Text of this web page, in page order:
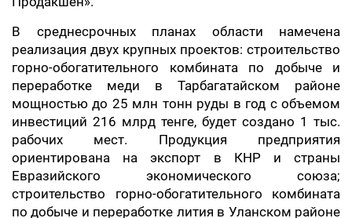
В среднесрочных планах области намечена
реализация двух крупных проектов: строительство
горно-обогатительного комбината по добыче и
переработке меди в Тарбагатайском районе
мощностью до 25 млн тонн руды в год с объемом
инвестиций 216 млрд тенге, будет создано 1 тыс.
рабочих мест. Продукция предприятия
ориентирована на экспорт в КНР и страны
Евразийского экономического союза;
строительство горно-обогатительного комбината
по добыче и переработке лития в Уланском районе